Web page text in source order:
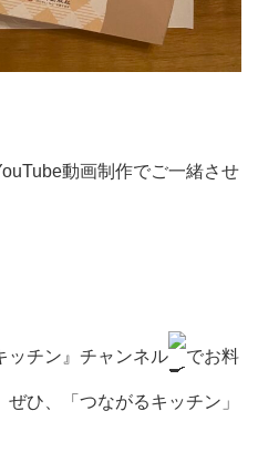
動画制作でご一緒させ
ッチン』チャンネル でお料
ひ、「つながるキッチン」